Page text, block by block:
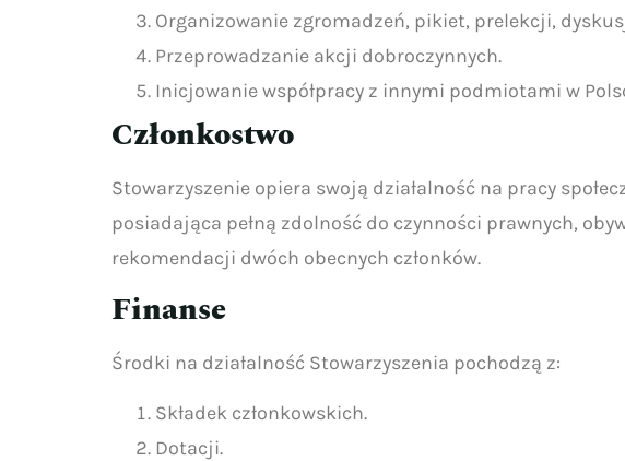
Organizowanie zgromadzeń, pikiet, prelekcji,
Przeprowadzanie akcji dobroczynnych.
Inicjowanie współpracy z innymi podmiotami w
Członkostwo
Stowarzyszenie opiera swoją działalność na pracy
posiadająca pełną zdolność do czynności prawnych,
rekomendacji dwóch obecnych członków.
Finanse
Środki na działalność Stowarzyszenia pochodzą z:
Składek członkowskich.
Dotacji.